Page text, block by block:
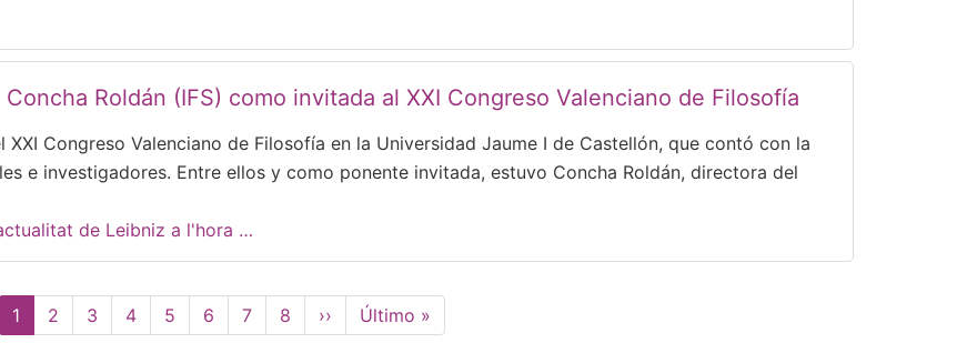
Roldán (IFS) como invitada al XXI Congreso Valenciano de Filosofía
Congreso Valenciano de Filosofía en la Universidad Jaume I de Castellón, que contó con la
e investigadores. Entre ellos y como ponente invitada, estuvo Concha Roldán, directora del
de Leibniz a l'hora …
Página
1 Page
2 Page
3 Page
4 Page
5 Page
6 Page
7 Page
8
Siguiente
››
Última
Último »